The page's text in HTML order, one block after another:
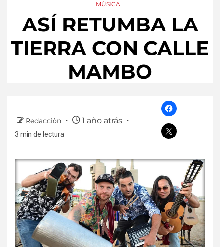
MÚSICA
ASÍ RETUMBA LA
TIERRA CON CALLE
MAMBO
Redacciòn 1 año atrás
3 min de lectura